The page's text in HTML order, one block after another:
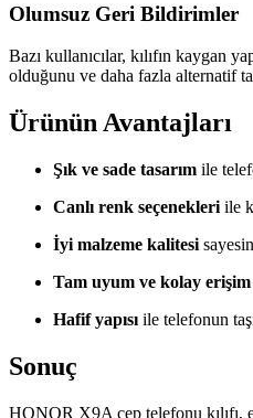
Olumsuz Geri Bildirimler
Bazı kullanıcılar, kılıfın kaygan
olduğunu ve daha fazla alternatif
Ürünün Avantajları
Şık ve sade tasarım ile
Canlı renk seçenekleri ile
İyi malzeme kalitesi
Tam uyum ve kolay erişim
Hafif yapısı ile telefonun
Sonuç
HONOR X9A cep telefonu kılıfı,